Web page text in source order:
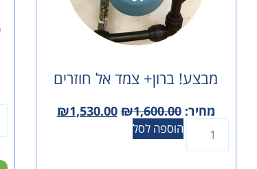
מבצע! ברון+ צמד אל חוזרים
מחיר: ₪1,600.00
₪1,530.00
הוספה לסל